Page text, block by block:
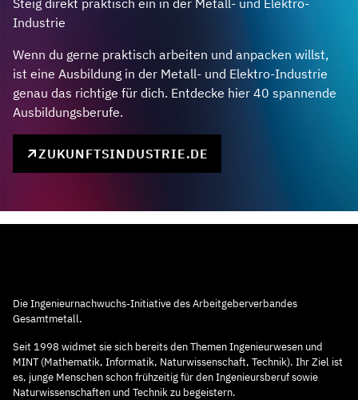
Steig direkt praktisch ein in der Metall- und Elektro-
Industrie
Wenn du gerne praktisch arbeiten und anpacken willst,
ist eine Ausbildung in der Metall- und Elektro-Industrie
genau das richtige für dich. Entdecke hier 40 spannende
Ausbildungsberufe.
ZUKUNFTSINDUSTRIE.DE
Die Ingenieurnachwuchs-Initiative des Arbeitgeberverbandes
Gesamtmetall.
Seit 1998 widmet sie sich bereits den Themen Ingenieurwesen und
MINT (Mathematik, Informatik, Naturwissenschaft, Technik). Ihr Ziel ist
es, junge Menschen schon frühzeitig für den Ingenieursberuf sowie
Naturwissenschaften und Technik zu begeistern.